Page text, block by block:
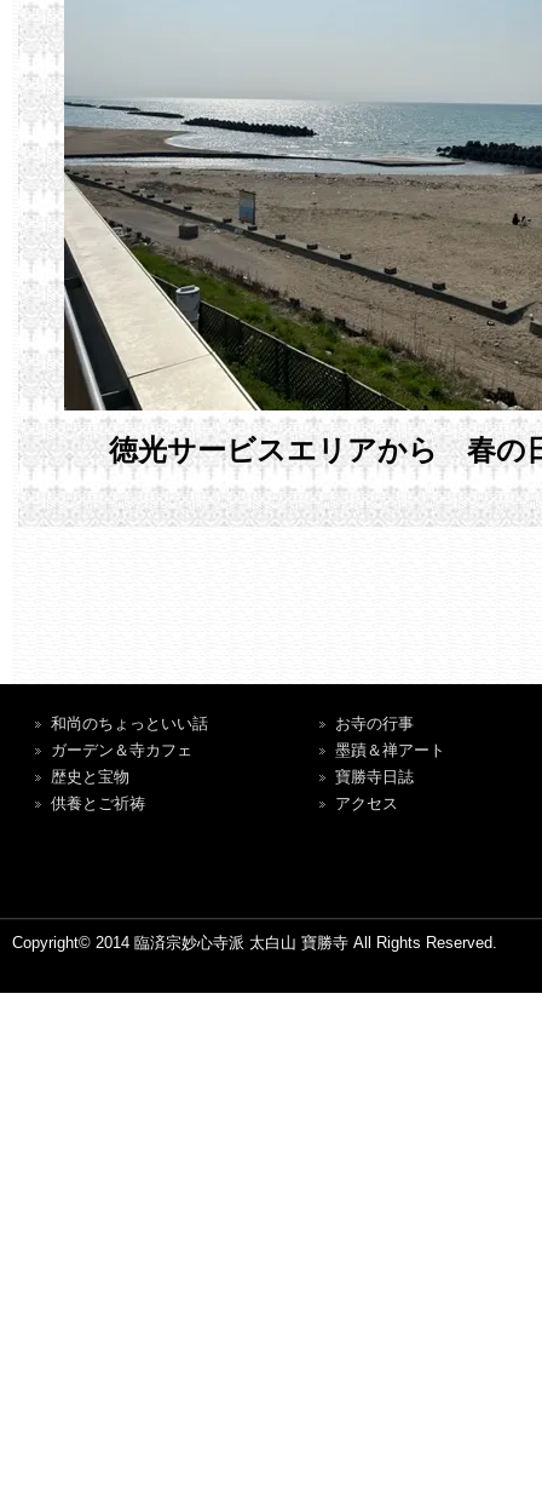
徳光サービスエリアから 春の
和尚のちょっといい話
ガーデン＆寺カフェ
歴史と宝物
供養とご祈祷
お寺の行事
墨蹟＆禅アート
寶勝寺日誌
アクセス
Copyright© 2014 臨済宗妙心寺派 太白山 寶勝寺 All Rights Reserved.